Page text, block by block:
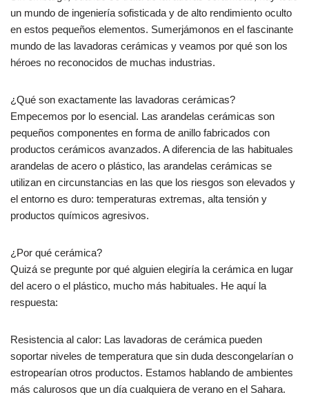
un mundo de ingeniería sofisticada y de alto rendimiento oculto
en estos pequeños elementos. Sumerjámonos en el fascinante
mundo de las lavadoras cerámicas y veamos por qué son los
héroes no reconocidos de muchas industrias.
¿Qué son exactamente las lavadoras cerámicas?
Empecemos por lo esencial. Las arandelas cerámicas son
pequeños componentes en forma de anillo fabricados con
productos cerámicos avanzados. A diferencia de las habituales
arandelas de acero o plástico, las arandelas cerámicas se
utilizan en circunstancias en las que los riesgos son elevados y
el entorno es duro: temperaturas extremas, alta tensión y
productos químicos agresivos.
¿Por qué cerámica?
Quizá se pregunte por qué alguien elegiría la cerámica en lugar
del acero o el plástico, mucho más habituales. He aquí la
respuesta:
Resistencia al calor: Las lavadoras de cerámica pueden
soportar niveles de temperatura que sin duda descongelarían o
estropearían otros productos. Estamos hablando de ambientes
más calurosos que un día cualquiera de verano en el Sahara.